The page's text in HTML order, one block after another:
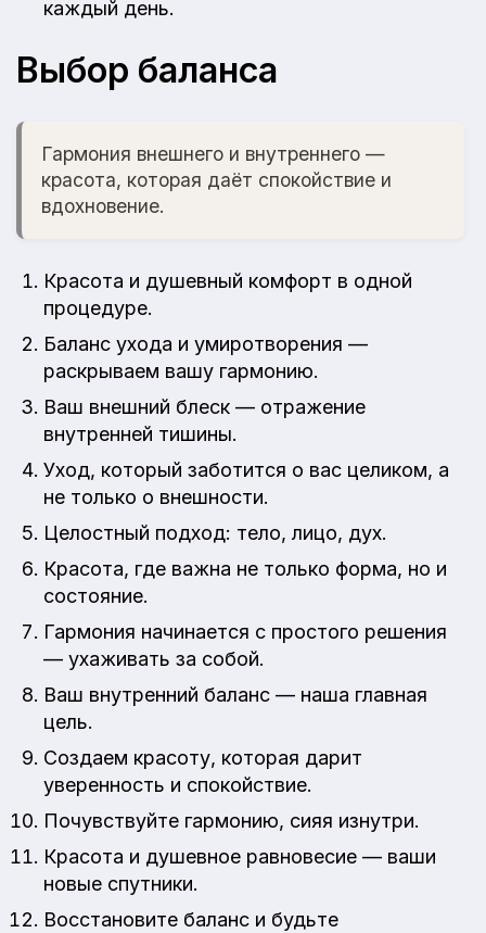
каждый день.
Выбор баланса
Гармония внешнего и внутреннего —
красота, которая даёт спокойствие и
вдохновение.
Красота и душевный комфорт в одной
процедуре.
Баланс ухода и умиротворения —
раскрываем вашу гармонию.
Ваш внешний блеск — отражение
внутренней тишины.
Уход, который заботится о вас целиком, а
не только о внешности.
Целостный подход: тело, лицо, дух.
Красота, где важна не только форма, но и
состояние.
Гармония начинается с простого решения
— ухаживать за собой.
Ваш внутренний баланс — наша главная
цель.
Создаем красоту, которая дарит
уверенность и спокойствие.
Почувствуйте гармонию, сияя изнутри.
Красота и душевное равновесие — ваши
новые спутники.
Восстановите баланс и будьте